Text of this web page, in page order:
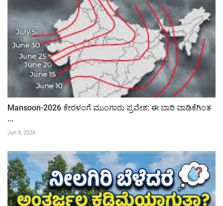
Mansoon-2026 ಕೇರಳಂಗೆ ಮುಂಗಾರು ಪ್ರವೇಶ: ಈ ಬಾರಿ ವಾಡಿಕೆಗಿಂತ
...
Jun 8, 2026